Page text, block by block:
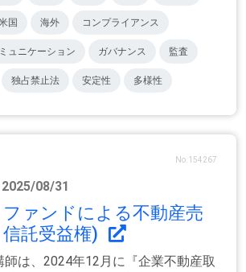
国 海外 コンプライアンス
ュニケーション ガバナンス 監査
独占禁止法 安定性 多様性
No.154267
08/31
ァンドによる不動産売
託受益権)
は、2024年12月に『企業不動産取